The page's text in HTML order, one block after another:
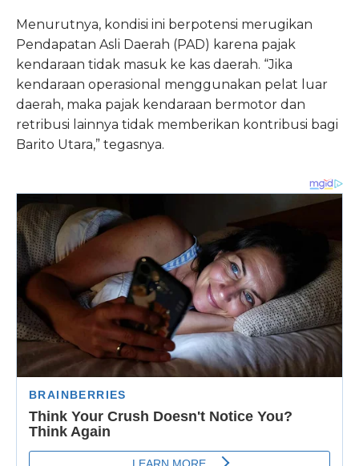
Menurutnya, kondisi ini berpotensi merugikan
Pendapatan Asli Daerah (PAD) karena pajak
kendaraan tidak masuk ke kas daerah. “Jika
kendaraan operasional menggunakan pelat luar
daerah, maka pajak kendaraan bermotor dan
retribusi lainnya tidak memberikan kontribusi bagi
Barito Utara,” tegasnya.